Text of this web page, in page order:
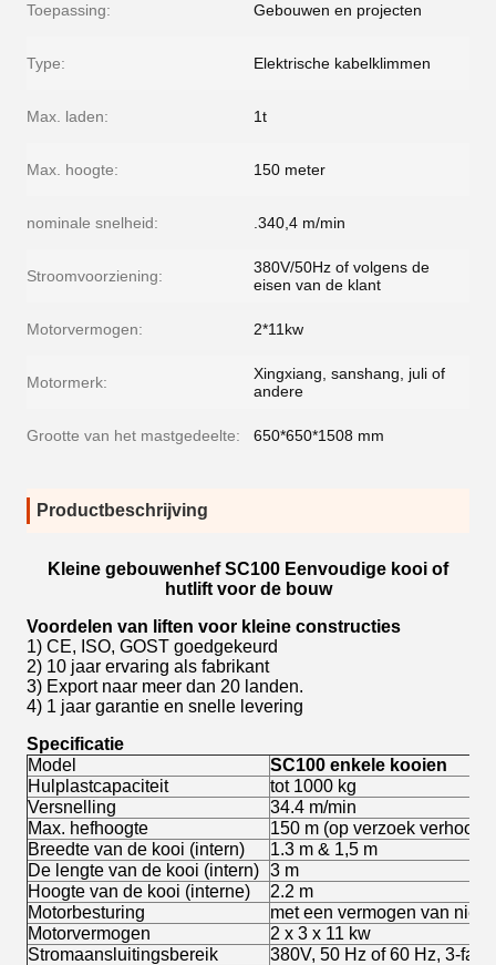
Toepassing: Gebouwen en projecten
Type: Elektrische kabelklimmen
Max. laden: 1t
Max. hoogte: 150 meter
nominale snelheid: .340,4 m/min
Stroomvoorziening:
380V/50Hz of volgens de
eisen van de klant
Motorvermogen: 2*11kw
Motormerk:
Xingxiang, sanshang, juli of
andere
Grootte van het mastgedeelte: 650*650*1508 mm
Productbeschrijving
Kleine gebouwenhef SC100 Eenvoudige kooi of
hutlift voor de bouw
Voordelen van liften voor kleine constructies
1) CE, ISO, GOST goedgekeurd
2) 10 jaar ervaring als fabrikant
3) Export naar meer dan 20 landen.
4) 1 jaar garantie en snelle levering
Specificatie
Model
SC100 enkele kooien
Hulplastcapaciteit
tot 1000 kg
Versnelling
34.4 m/min
Max. hefhoogte
150 m (op verzoek
Breedte van de kooi (intern)
1.3 m & 1,5 m
De lengte van de kooi (intern) 3 m
Hoogte van de kooi (interne)
2.2 m
Motorbesturing
met een vermogen van niet
Motorvermogen
2 x 3 x 11 kw
Stromaansluitingsbereik
380V, 50 Hz of 60 Hz, 3-fase